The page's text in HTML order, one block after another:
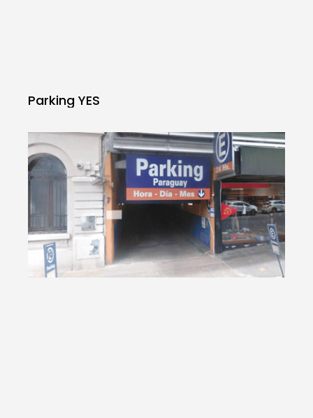
Parking YES